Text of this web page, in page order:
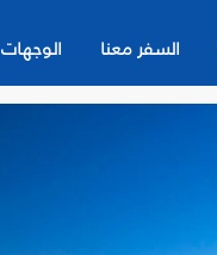
السفر معنا الوجهات